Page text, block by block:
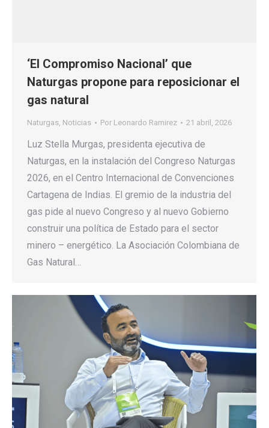
‘El Compromiso Nacional’ que
Naturgas propone para reposicionar el
gas natural
Naturgas, Noticias Por Leonardo Ramirez 21 abril, 2026
Luz Stella Murgas, presidenta ejecutiva de
Naturgas, en la instalación del Congreso Naturgas
2026, en el Centro Internacional de Convenciones
Cartagena de Indias. El gremio de la industria del
gas pide al nuevo Congreso y al nuevo Gobierno
construir una política de Estado para el sector
minero – energético. La Asociación Colombiana de
Gas Natural…